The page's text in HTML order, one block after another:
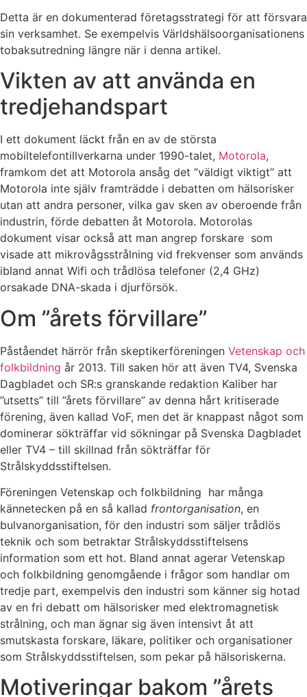
Detta är en dokumenterad företagsstrategi för att försvara
sin verksamhet. Se exempelvis Världshälsoorganisationens
tobaksutredning längre när i denna artikel.
Vikten av att använda en
tredjehandspart
I ett dokument läckt från en av de största
mobiltelefontillverkarna under 1990-talet, Motorola,
framkom det att Motorola ansåg det ”väldigt viktigt” att
Motorola inte själv framträdde i debatten om hälsorisker
utan att andra personer, vilka gav sken av oberoende från
industrin, förde debatten åt Motorola. Motorolas
dokument visar också att man angrep forskare som
visade att mikrovågsstrålning vid frekvenser som används
ibland annat Wifi och trådlösa telefoner (2,4 GHz)
orsakade DNA-skada i djurförsök.
Om ”årets förvillare”
Påståendet härrör från skeptikerföreningen Vetenskap och
folkbildning år 2013. Till saken hör att även TV4, Svenska
Dagbladet och SR:s granskande redaktion Kaliber har
”utsetts” till ”årets förvillare” av denna hårt kritiserade
förening, även kallad VoF, men det är knappast något som
dominerar sökträffar vid sökningar på Svenska Dagbladet
eller TV4 – till skillnad från sökträffar för
Strålskyddsstiftelsen.
Föreningen Vetenskap och folkbildning har många
kännetecken på en så kallad frontorganisation, en
bulvanorganisation, för den industri som säljer trådlös
teknik och som betraktar Strålskyddsstiftelsens
information som ett hot. Bland annat agerar Vetenskap
och folkbildning genomgående i frågor som handlar om
tredje part, exempelvis den industri som känner sig hotad
av en fri debatt om hälsorisker med elektromagnetisk
strålning, och man ägnar sig även intensivt åt att
smutskasta forskare, läkare, politiker och organisationer
som Strålskyddsstiftelsen, som pekar på hälsoriskerna.
Motiveringar bakom ”årets